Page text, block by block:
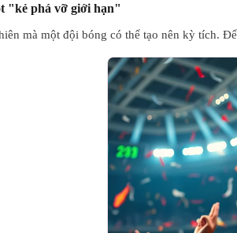
"kẻ phá vỡ giới hạn"
mà một đội bóng có thể tạo nên kỳ tích.